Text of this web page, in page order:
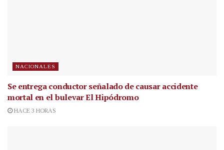
NACIONALES
Se entrega conductor señalado de causar accidente
mortal en el bulevar El Hipódromo
HACE 3 HORAS